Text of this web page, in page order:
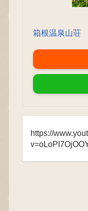
箱根温泉山荘
https://